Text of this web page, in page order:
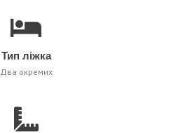
Тип ліжка
Два окремих